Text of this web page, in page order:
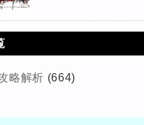
略解析 (664)